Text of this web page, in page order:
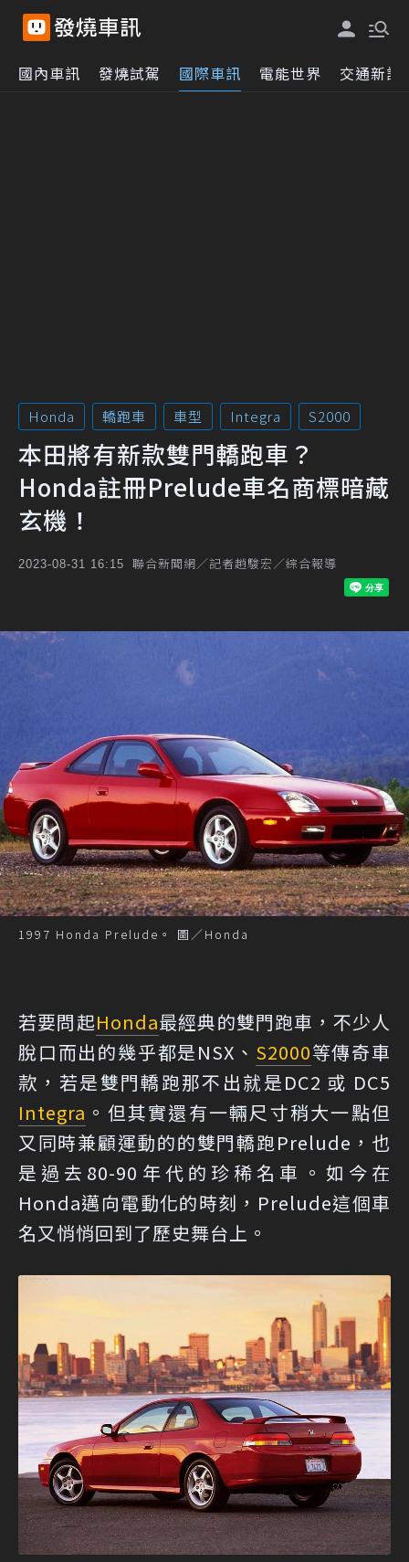
國內車訊 發燒試駕 國際車訊 電能世界 交通新訊
Honda 轎跑車 車型 Integra S2000
本田將有新款雙門轎跑車？
Honda註冊Prelude車名商標暗藏
玄機！
2023-08-31 16:15 聯合新聞網／記者趙駿宏／綜合報導
1997 Honda Prelude。 圖／Honda
若要問起Honda最經典的雙門跑車，不少人
脫口而出的幾乎都是NSX、 S2000等傳奇車
款，若是雙門轎跑那不出就是DC2 或 DC5
Integra 。但其實還有一輛尺寸稍大一點但
又同時兼顧運動的的雙門轎跑Prelude，也
是過去80-90年代的珍稀名車。如今在
Honda邁向電動化的時刻，Prelude這個車
名又悄悄回到了歷史舞台上。